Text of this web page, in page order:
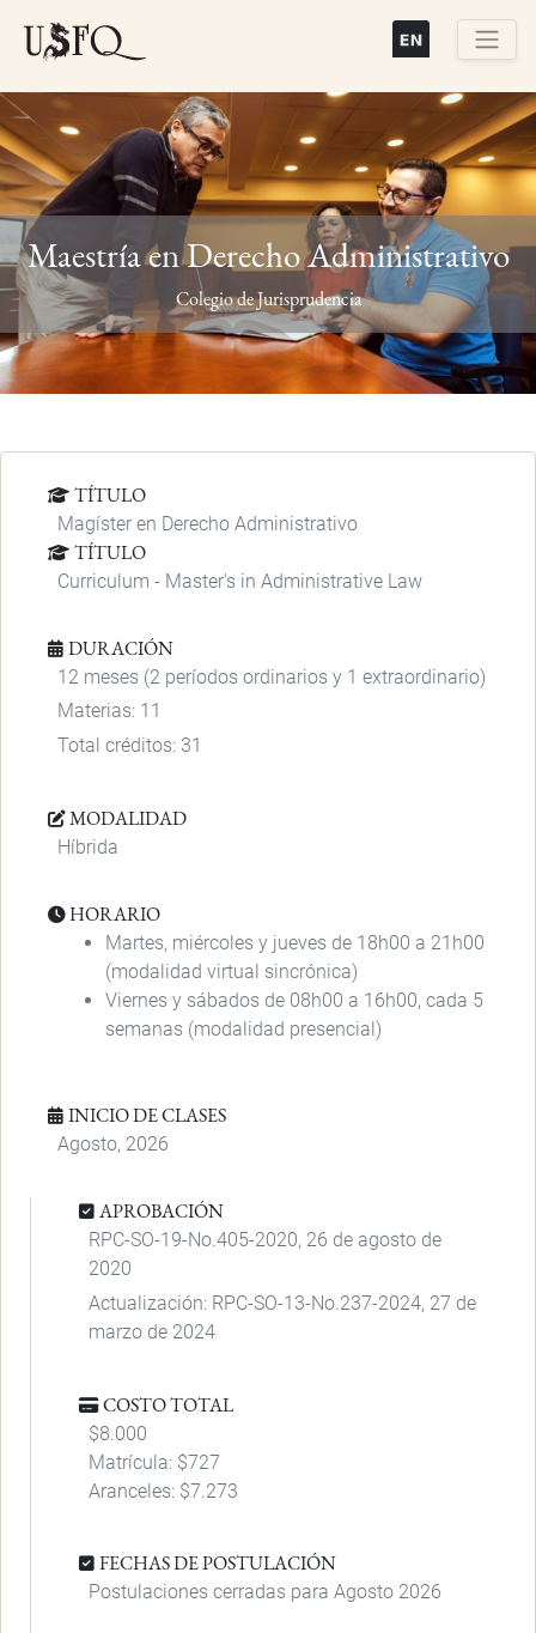
principal
Previous Next
Maestría en Derecho Administrativo
Colegio de Jurisprudencia
TÍTULO
Magíster en Derecho Administrativo
TÍTULO
Curriculum - Master's in Administrative Law
DURACIÓN
12 meses (2 períodos ordinarios y 1 extraordinario)
Materias: 11
Total créditos: 31
MODALIDAD
Híbrida
HORARIO
Martes, miércoles y jueves de 18h00 a 21h00
(modalidad virtual sincrónica)
Viernes y sábados de 08h00 a 16h00, cada 5
semanas (modalidad presencial)
INICIO DE CLASES
Agosto, 2026
APROBACIÓN
RPC-SO-19-No.405-2020, 26 de agosto de
2020
Actualización: RPC-SO-13-No.237-2024, 27 de
marzo de 2024
COSTO TOTAL
$8.000
Matrícula: $727
Aranceles: $7.273
FECHAS DE POSTULACIÓN
Postulaciones cerradas para Agosto 2026